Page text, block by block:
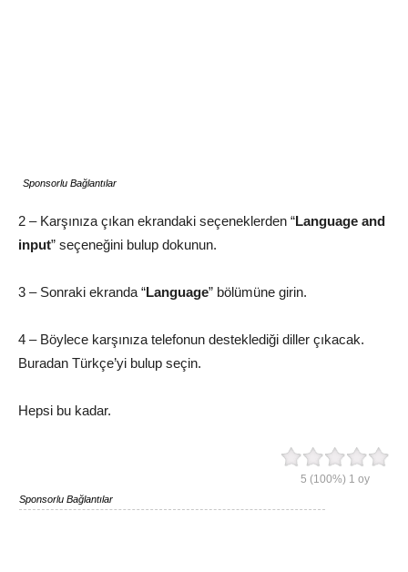
Sponsorlu Bağlantılar
2 – Karşınıza çıkan ekrandaki seçeneklerden “Language and
input” seçeneğini bulup dokunun.
3 – Sonraki ekranda “Language” bölümüne girin.
4 – Böylece karşınıza telefonun desteklediği diller çıkacak.
Buradan Türkçe’yi bulup seçin.
Hepsi bu kadar.
5 (100%) 1 oy
Sponsorlu Bağlantılar